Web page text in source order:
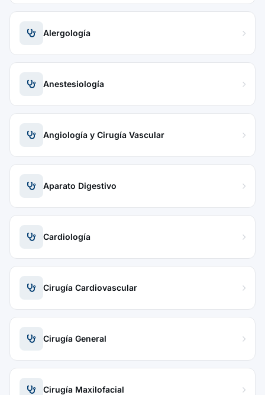
Alergología
Anestesiología
Angiología y Cirugía Vascular
Aparato Digestivo
Cardiología
Cirugía Cardiovascular
Cirugía General
Cirugía Maxilofacial